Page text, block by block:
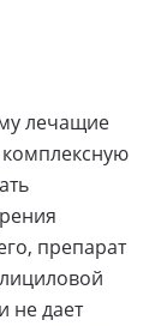
лечащие
препарат
не дает